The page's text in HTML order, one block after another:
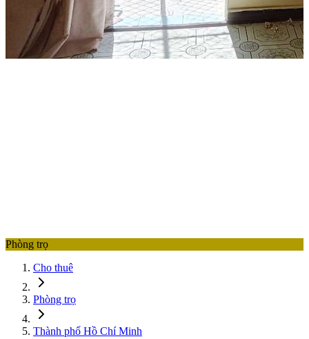
Phòng trọ
Cho thuê
Phòng trọ
Thành phố Hồ Chí Minh